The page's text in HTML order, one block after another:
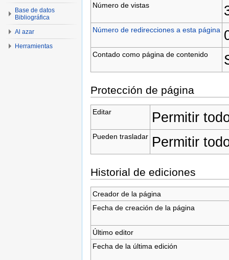
Número de vistas
Número de redirecciones a esta página
Contado como página de contenido
Protección de página
Editar Permitir
Pueden trasladar Permitir
Historial de ediciones
Creador de la página
Fecha de creación de la página
Último editor
Fecha de la última edición
Base de datos
Bibliográfica
Al azar
Herramientas